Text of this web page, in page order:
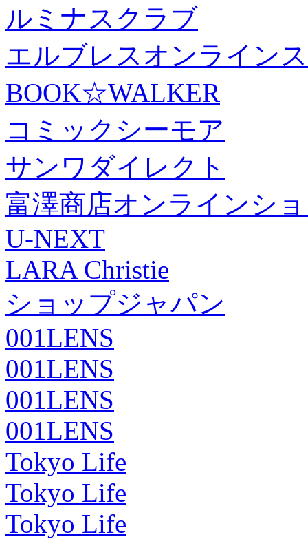
ルミナスクラブ
エルブレスオンライン
BOOK☆WALKER
コミックシーモア
サンワダイレクト
富澤商店オンラインシ
U-NEXT
LARA Christie
ショップジャパン
001LENS
001LENS
001LENS
001LENS
Tokyo Life
Tokyo Life
Tokyo Life